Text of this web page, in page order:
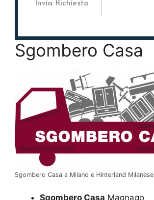
Sgombero Casa
Sgombero Casa a Milano e Hinterland Milanese
Sgombero Casa Magnago